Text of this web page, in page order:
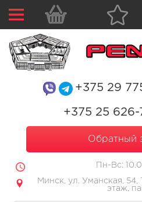
+375 29
+375 25 626-
Обратный
Пн-Вс:
Минск, ул. Уманская, 54,
этаж,